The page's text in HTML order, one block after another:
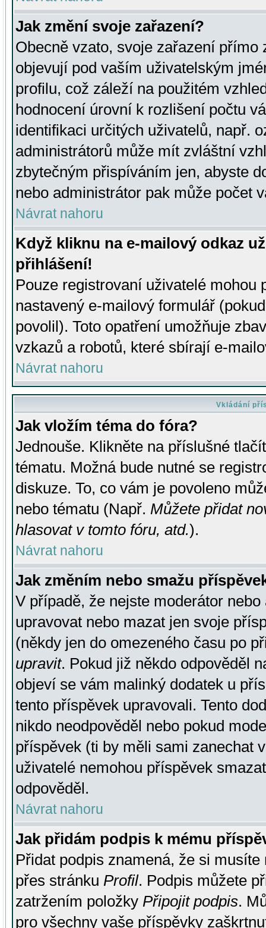
Jak změní svoje zařazení?
Obecně vzato, svoje zařazení přímo
objevují pod vaším uživatelským
profilu, což záleží na použitém
hodnocení úrovní k rozlišení počtu
identifikaci určitých uživatelů, např.
administrátorů může mít zvláštní
zbytečným přispíváním jen, abyste
nebo administrátor pak může počet
Návrat nahoru
Když kliknu na e-mailový odkaz
přihlášení!
Pouze registrovaní uživatelé mohou
nastavený e-mailový formulář
povolil). Toto opatření umožňuje
vzkazů a robotů, které sbírají e-
Návrat nahoru
Vkládání
Jak vložím téma do fóra?
Jednouše. Klikněte na příslušné
tématu. Možná bude nutné se
diskuze. To, co vám je povoleno
nebo tématu (Např. Můžete přidat
hlasovat v tomto fóru, atd.).
Návrat nahoru
Jak změním nebo smažu
V případě, že nejste moderátor
upravovat nebo mazat jen svoje
(někdy jen do omezeného času po
upravit. Pokud již někdo odpověděl
objeví se vám malinký dodatek u
tento příspěvek upravovali. Tento
nikdo neodpověděl nebo pokud
příspěvek (ti by měli sami zanechat
uživatelé nemohou příspěvek
odpověděl.
Návrat nahoru
Jak přidám podpis k mému
Přidat podpis znamená, že si
přes stránku Profil. Podpis můžete
zatržením položky Připojit podpis.
pro všechny vaše příspěvky